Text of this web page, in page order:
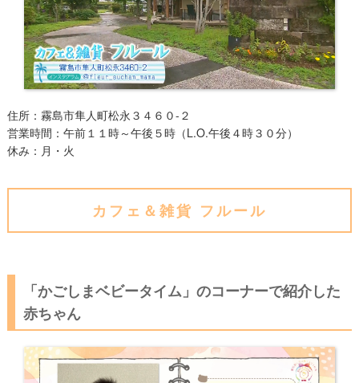
住所：霧島市隼人町松永３４６０-２
営業時間：午前１１時～午後５時（L.O.午後４時３０分）
​休み：​月・火
カフェ＆雑貨 フルール
「かごしまベビータイム」のコーナーで紹介した
赤ちゃん